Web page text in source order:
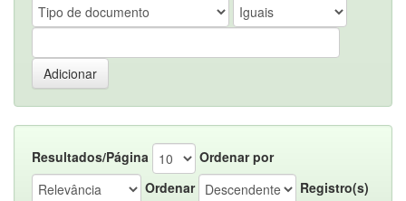
Resultados/Página
Ordenar por
Ordenar
Registro(s)